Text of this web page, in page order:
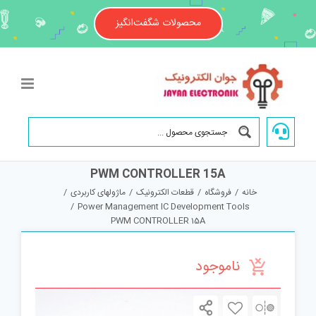
content
محصولات شگفت‌انگیز
PWM CONTROLLER 15A
خانه / فروشگاه / قطعات الکترونیک / ماژولهای کاربردی /
Power Management IC Development Tools
/
PWM CONTROLLER 15A
ناموجود